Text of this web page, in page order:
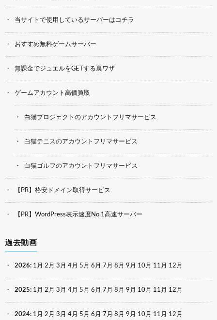
当サイトで使用しているサーバーはコチラ
おすすめ無料ゲームサーバー
無課金でジュエルをGETする裏ワザ
ゲームアカウント高価買取
白猫プロジェクトのアカウントフリマサービス
白猫テニスのアカウントフリマサービス
白猫ゴルフのアカウントフリマサービス
【PR】格安ドメイン取得サービス
【PR】WordPress表示速度No.1高速サーバー
過去動画
2026: 1月 2月 3月 4月 5月 6月 7月 8月 9月 10月 11月 12月
2025: 1月 2月 3月 4月 5月 6月 7月 8月 9月 10月 11月 12月
2024: 1月 2月 3月 4月 5月 6月 7月 8月 9月 10月 11月 12月